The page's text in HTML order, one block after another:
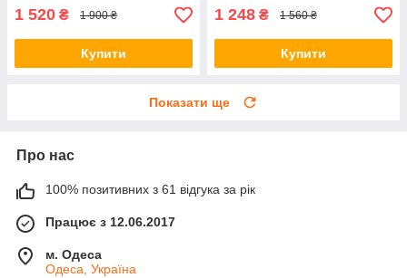
1 520 ₴ 1 900 ₴
Купити
1 248 ₴ 1 560 ₴
Купити
Показати ще
Про нас
100% позитивних з 61 відгука за рік
Працює з 12.06.2017
м. Одеса
Одеса, Україна